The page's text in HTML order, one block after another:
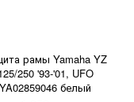
рамы Yamaha YZ
250 '93-'01, UFO
YA02859046 белый